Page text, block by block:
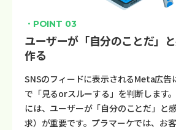
・POINT 03
ユーザーが「自分のことだ」
作る
SNSのフィードに表示されるMeta広告
で「見るorスルーする」を判断します
には、ユーザーが「自分のことだ」と
求）が重要です。プラマーケでは、お